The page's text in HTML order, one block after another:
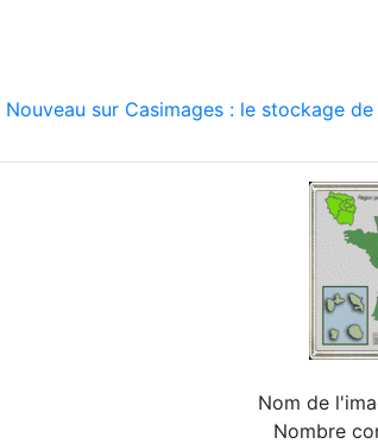
Nouveau sur Casimages : le stockage
Nom de
Nombre